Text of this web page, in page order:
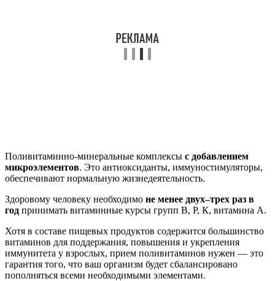
Поливитаминно‑минеральные комплексы с добавлением
микроэлементов. Это антиоксиданты, иммуностимуляторы,
обеспечивают нормальную жизнедеятельность.
Здоровому человеку необходимо не менее двух–трех раз в
год принимать витаминные курсы групп В, Р, К, витамина А.
Хотя в составе пищевых продуктов содержится большинство
витаминов для поддержания, повышения и укрепления
иммунитета у взрослых, прием поливитаминов нужен — это
гарантия того, что ваш организм будет сбалансировано
пополняться всеми необходимыми элементами.